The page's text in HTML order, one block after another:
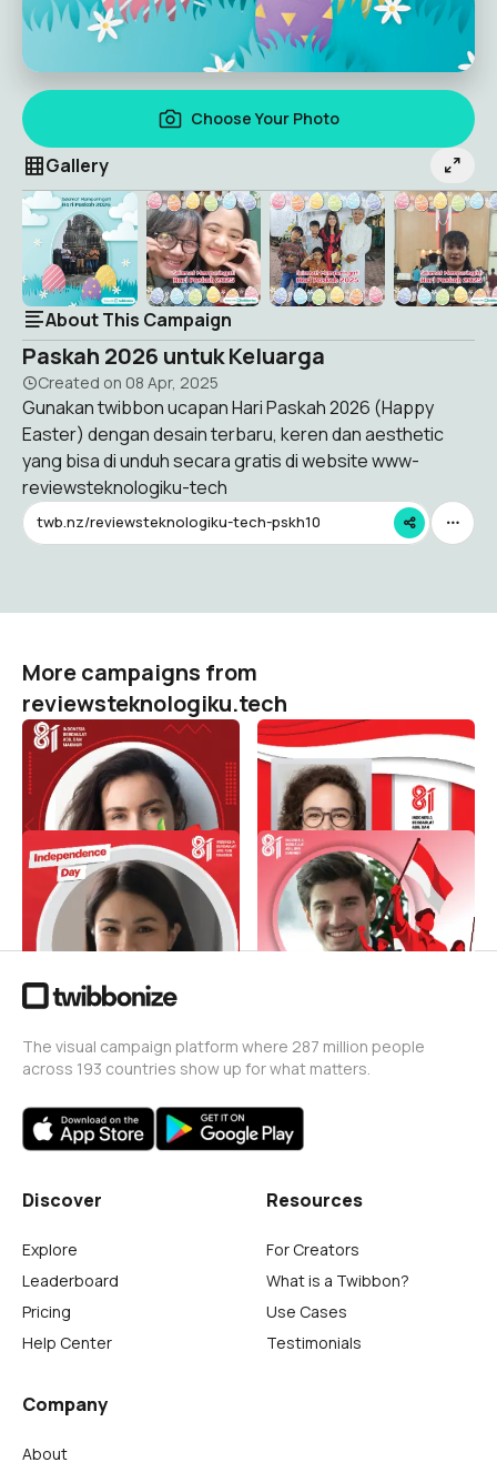
Choose Your Photo
Gallery
About This Campaign
Paskah 2026 untuk Keluarga
Created on 08 Apr, 2025
Gunakan twibbon ucapan Hari Paskah 2026 (Happy
Easter) dengan desain terbaru, keren dan aesthetic
yang bisa di unduh secara gratis di website www-
reviewsteknologiku-tech
twb.nz/reviewsteknologiku-tech-pskh10
More campaigns from
reviewsteknologiku.tech
HUT RI 81 / 2026 (
Dirgahayu Indonesia )
reviewsteknologiku.tech
572
HUT RI 81 / 2026 (
Dirgahayu Indonesia )
reviewsteknologiku.tech
148
HUT RI 81 / 2026 (
Dirgahayu Indonesia )
reviewsteknologiku.tech
104
HUT RI 81 / 2026 (
Dirgahayu Indonesia )
reviewsteknologiku.tech
238
The visual campaign platform where 287 million people
across 193 countries show up for what matters.
Discover
Explore
Leaderboard
Pricing
Help Center
Resources
For Creators
What is a Twibbon?
Use Cases
Testimonials
Company
About